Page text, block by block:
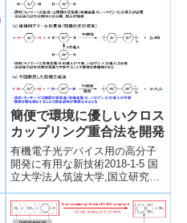
pesticides)
簡便で環境に優しいクロス
カップリング重合法を開発
有機電子光デバイス用の高分子
開発に有用な新技術2018-1-5 国
立大学法人筑波大学,国立研究開
発法人物質・材料研究機構筑波
大学とNIMSの共同研究グループ
は、...